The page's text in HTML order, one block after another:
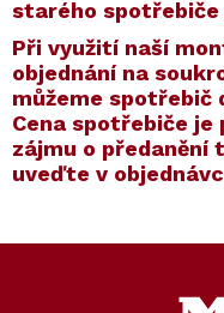
starého spotřebiče
​​Při využití naší
objednání na
můžeme spotřebič
Cena spotřebiče je
zájmu o předanění
uveďte v